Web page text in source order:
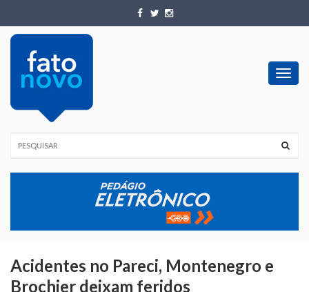
Acidentes no Pareci, Montenegro e
Brochier deixam feridos